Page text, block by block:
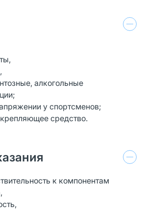
алкогольные
у спортсменов;
средство.
к компонентам